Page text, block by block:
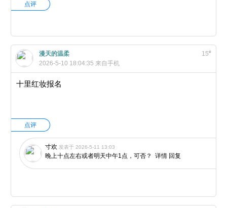
点评
15#
漫天的温柔
2026-5-10 18:04:35来自手机
十里红妆报名
点评
寸欢 发表于 2026-5-11 13:03
晚上十点左右或者明天中午1点，可否？ 详情 回复